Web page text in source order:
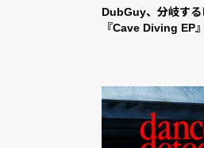
DubGuy、分岐す
『Cave Diving EP